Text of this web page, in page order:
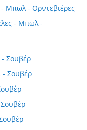
- Μπωλ - Ορντεβιέρες
- Μπωλ -
- Σουβέρ
- Σουβέρ
Σουβέρ